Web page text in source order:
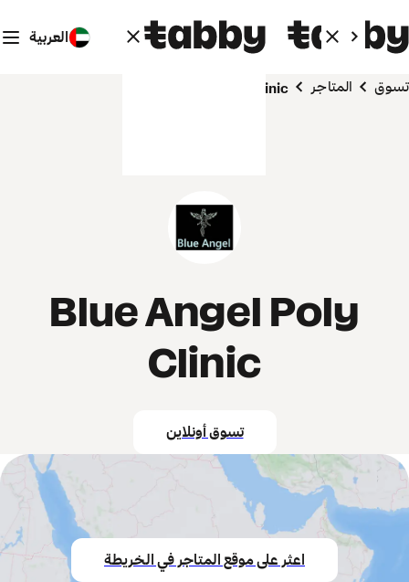
العربية
تسوق المتاجر Blue Angel Poly Clinic
Blue Angel Poly
Clinic
تسوق أونلاين
اعثر على موقع المتاجر في الخريطة